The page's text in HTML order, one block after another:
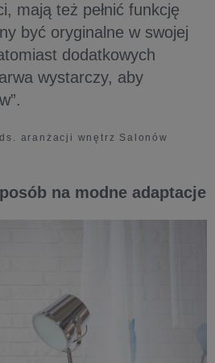
mają też pełnić funkcję
być oryginalne w swojej
dodatkowych
wystarczy, aby
aranżacji wnętrz Salonów
na modne adaptacje